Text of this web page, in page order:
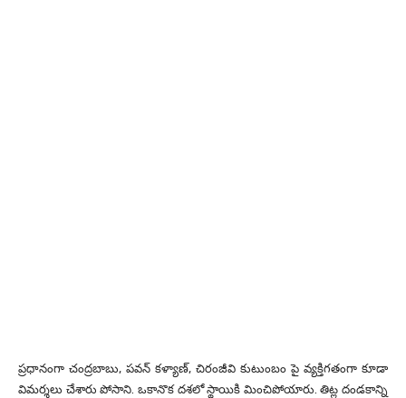
ప్రధానంగా చంద్రబాబు, పవన్ కళ్యాణ్, చిరంజీవి కుటుంబం పై వ్యక్తిగతంగా కూడా
విమర్శలు చేశారు పోసాని. ఒకానొక దశలో స్థాయికి మించిపోయారు. తిట్ల దండకాన్ని